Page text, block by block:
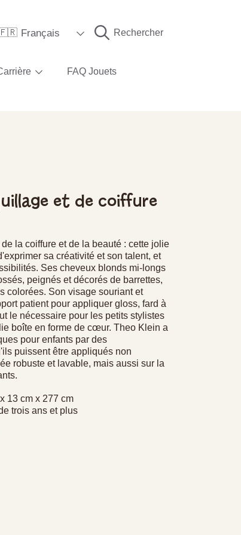
Français Rechercher
FAQ Jouets
et de coiffure
la coiffure et de la beauté : cette jolie
sa créativité et son talent, et
Ses cheveux blonds mi-longs
peignés et décorés de barrettes,
colorées. Son visage souriant et
patient pour appliquer gloss, fard à
le nécessaire pour les petits stylistes
boîte en forme de cœur. Theo Klein a
pour enfants par des
puissent être appliqués non
robuste et lavable, mais aussi sur la
13 cm x 277 cm
trois ans et plus